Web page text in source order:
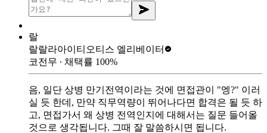
랄
랄랄라아이티 오티스 엘리베이터
코전무 ∙ 채택률 100%
음, 일단 상병 만기전역이라는 것에 면접관이 "엥?" 이러
실 듯 한데, 만약 직무역량이 뛰어나다면 합격은 될 듯 하
고, 면접가서 왜 상병 전역인지에 대해서는 질문 들어올
것으로 생각됩니다. 그때 잘 말씀하시면 됩니다.